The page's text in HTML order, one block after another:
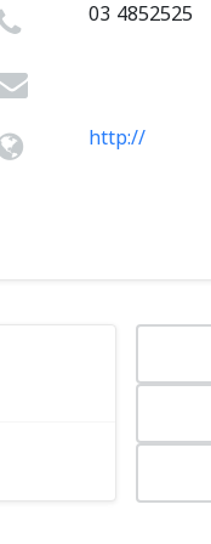
03 4852525
http://